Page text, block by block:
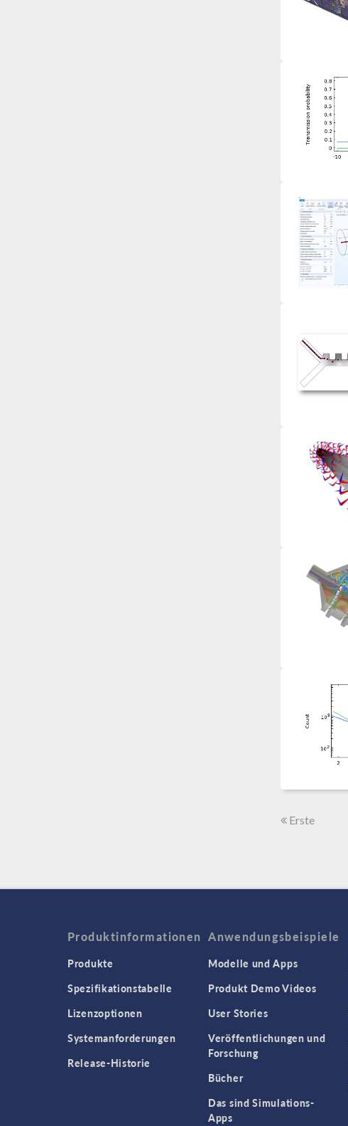
Erste
Produktinformationen
Produkte
Spezifikationstabelle
Lizenzoptionen
Systemanforderungen
Release-Historie
Anwendungsbeispiele
Modelle und Apps
Produkt Demo Videos
User Stories
Veröffentlichungen und
Forschung
Bücher
Das sind Simulations-
Apps